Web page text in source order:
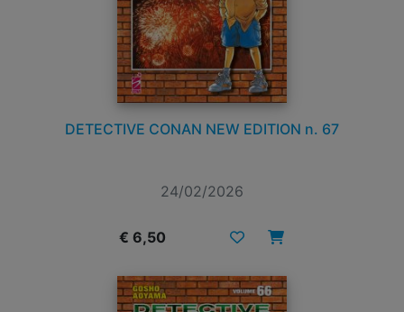
DETECTIVE CONAN NEW EDITION n. 67
24/02/2026
€ 6,50